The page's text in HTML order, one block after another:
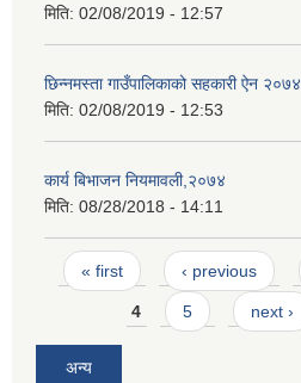
मिति: 02/08/2019 - 12:57
छिन्नमस्ता गाउँपालिकाको सहकारी ऐन २०७४
मिति: 02/08/2019 - 12:53
कार्य बिभाजन नियमावली,२०७४
मिति: 08/28/2018 - 14:11
Pages
« first ‹ previous
4 5 next ›
अन्य